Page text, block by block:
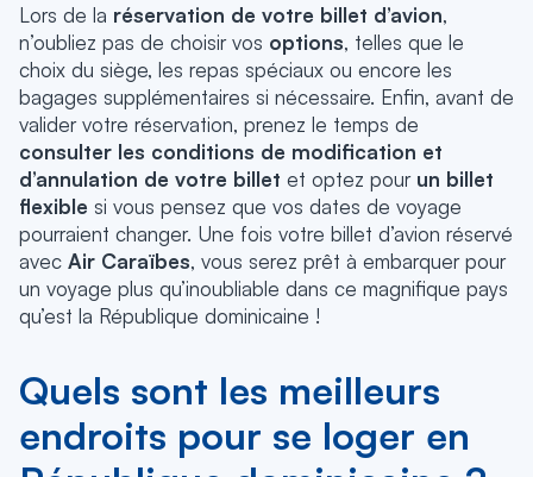
Lors de la réservation de votre billet d’avion,
n’oubliez pas de choisir vos options, telles que le
choix du siège, les repas spéciaux ou encore les
bagages supplémentaires si nécessaire. Enfin, avant de
valider votre réservation, prenez le temps de
consulter les conditions de modification et
d’annulation de votre billet et optez pour un billet
flexible si vous pensez que vos dates de voyage
pourraient changer. Une fois votre billet d’avion réservé
avec Air Caraïbes, vous serez prêt à embarquer pour
un voyage plus qu’inoubliable dans ce magnifique pays
qu’est la République dominicaine !
Quels sont les meilleurs
endroits pour se loger en